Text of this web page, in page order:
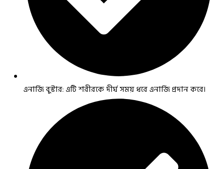
এনার্জি বুস্টার: এটি শরীরকে দীর্ঘ সময় ধরে এনার্জি প্রদান করে।